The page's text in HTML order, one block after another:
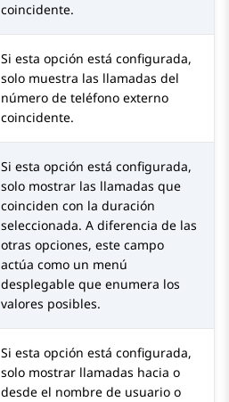
coincidente.
Si esta opción está configurada,
solo muestra las llamadas del
número de teléfono externo
coincidente.
Si esta opción está configurada,
solo mostrar las llamadas que
coinciden con la duración
seleccionada. A diferencia de las
otras opciones, este campo
actúa como un menú
desplegable que enumera los
valores posibles.
Si esta opción está configurada,
solo mostrar llamadas hacia o
desde el nombre de usuario o